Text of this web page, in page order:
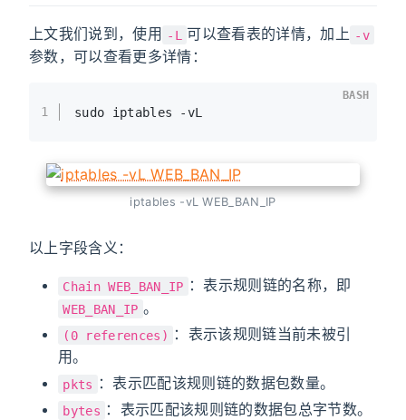
上文我们说到，使用 -L 可以查看表的详情，加上 -v
参数，可以查看更多详情：
1 sudo iptables -vL
BASH
iptables -vL WEB_BAN_IP
以上字段含义：
Chain WEB_BAN_IP ：表示规则链的名称，即
WEB_BAN_IP 。
(0 references)
：表示该规则链当前未被引
用。
pkts ：表示匹配该规则链的数据包数量。
bytes ：表示匹配该规则链的数据包总字节数。